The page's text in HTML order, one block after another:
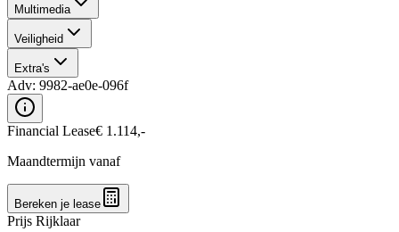
Multimedia
Veiligheid
Extra's
Adv: 9982-ae0e-096f
Financial Lease€ 1.114,-
Maandtermijn vanaf
Bereken je lease
Prijs Rijklaar